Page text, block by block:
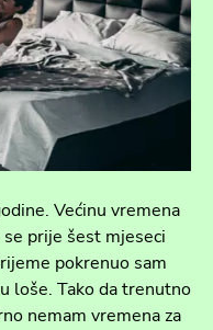
Većinu vremena
prije šest mjeseci
pokrenuo sam
loše. Tako da trenutno
nemam vremena za